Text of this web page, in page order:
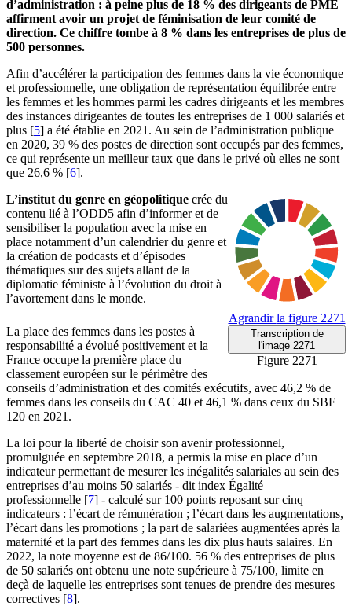
d’administration : à peine plus de 18 % des dirigeants de PME
affirment avoir un projet de féminisation de leur comité de
direction. Ce chiffre tombe à 8 % dans les entreprises de plus de
500 personnes.
Afin d’accélérer la participation des femmes dans la vie économique
et professionnelle, une obligation de représentation équilibrée entre
les femmes et les hommes parmi les cadres dirigeants et les membres
des instances dirigeantes de toutes les entreprises de 1 000 salariés et
plus [5] a été établie en 2021. Au sein de l’administration publique
en 2020, 39 % des postes de direction sont occupés par des femmes,
ce qui représente un meilleur taux que dans le privé où elles ne sont
que 26,6 % [6].
Agrandirla figure 2271
Transcription de
l'image 2271
Figure 2271
L’institut du genre en géopolitique crée du
contenu lié à l’ODD5 afin d’informer et de
sensibiliser la population avec la mise en
place notamment d’un calendrier du genre et
la création de podcasts et d’épisodes
thématiques sur des sujets allant de la
diplomatie féministe à l’évolution du droit à
l’avortement dans le monde.
La place des femmes dans les postes à
responsabilité a évolué positivement et la
France occupe la première place du
classement européen sur le périmètre des
conseils d’administration et des comités exécutifs, avec 46,2 % de
femmes dans les conseils du CAC 40 et 46,1 % dans ceux du SBF
120 en 2021.
La loi pour la liberté de choisir son avenir professionnel,
promulguée en septembre 2018, a permis la mise en place d’un
indicateur permettant de mesurer les inégalités salariales au sein des
entreprises d’au moins 50 salariés - dit index Égalité
professionnelle [7] - calculé sur 100 points reposant sur cinq
indicateurs : l’écart de rémunération ; l’écart dans les augmentations,
l’écart dans les promotions ; la part de salariées augmentées après la
maternité et la part des femmes dans les dix plus hauts salaires. En
2022, la note moyenne est de 86/100. 56 % des entreprises de plus
de 50 salariés ont obtenu une note supérieure à 75/100, limite en
deçà de laquelle les entreprises sont tenues de prendre des mesures
correctives [8].